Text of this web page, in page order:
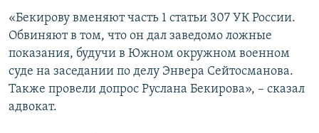
«Бекирову вменяют часть 1 статьи 307 УК России.
Обвиняют в том, что он дал заведомо ложные
показания, будучи в Южном окружном военном
суде на заседании по делу Энвера Сейтосманова.
Также провели допрос Руслана Бекирова», – сказал
адвокат.